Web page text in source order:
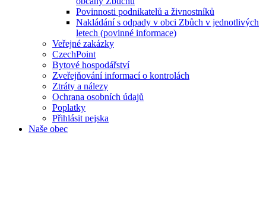
Povinnosti podnikatelů a živnostníků
Nakládání s odpady v obci Zbůch v jednotlivých
letech (povinné informace)
Veřejné zakázky
CzechPoint
Bytové hospodářství
Zveřejňování informací o kontrolách
Ztráty a nálezy
Ochrana osobních údajů
Poplatky
Přihlásit pejska
Naše obec